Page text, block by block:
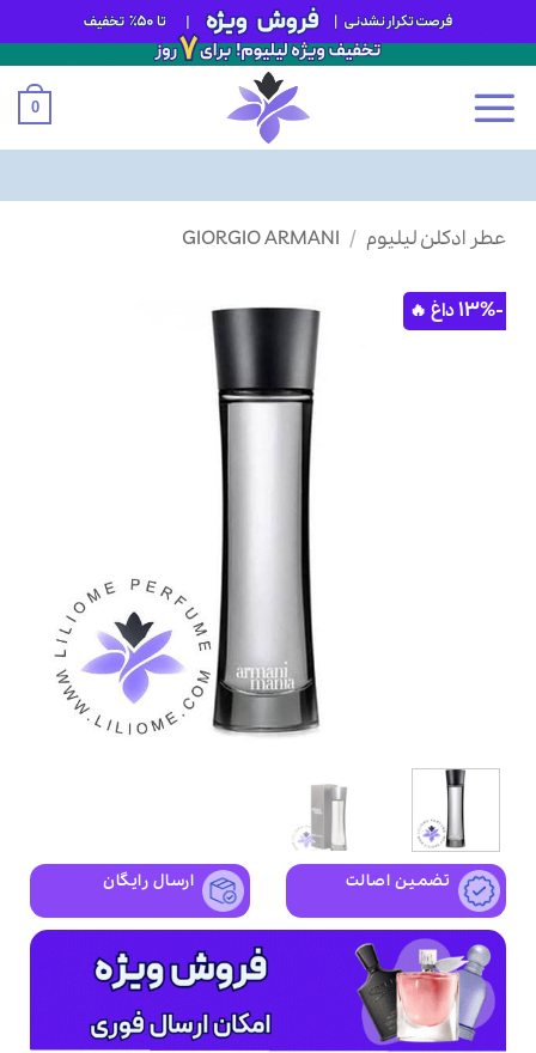
0
عطر ادکلن لیلیوم /
GIORGIO ARMANI
-13%
تضمین اصالت ارسال رایگان